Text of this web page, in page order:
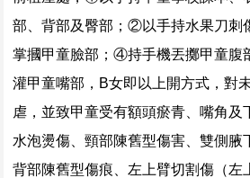
部、背部及臀部；②以手持水果刀
掌摑甲童臉部；④持手機丟擲甲童腹
灌甲童嘴部，B女即以上開方式，對
虐，並致甲童受有額頭瘀青、嘴角及
水泡燙傷、頸部陳舊型傷害、雙側腋
背部陳舊型傷痕、左上臂切割傷（左